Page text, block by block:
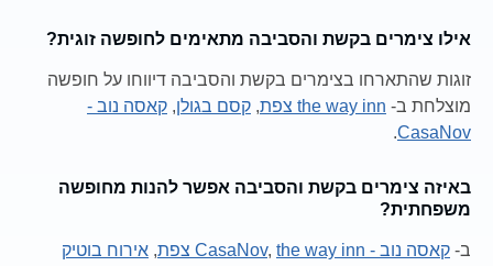
אילו צימרים בקשת והסביבה מתאימים לחופשה זוגית?
זוגות שהתארחו בצימרים בקשת והסביבה דיווחו על חופשה
מוצלחת ב- the way inn צפת , קסם בגולן, קאסה נוב -
CasaNov
.
באיזה צימרים בקשת והסביבה אפשר להנות מחופשה
משפחתית?
ב- קאסה נוב - CasaNov , the way inn צפת , אירוח בוטיק